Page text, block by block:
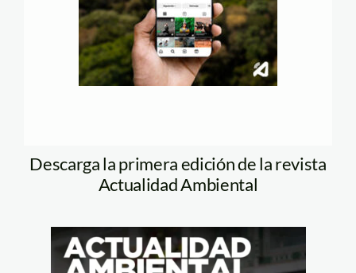
Descarga la primera edición de la revista
Actualidad Ambiental